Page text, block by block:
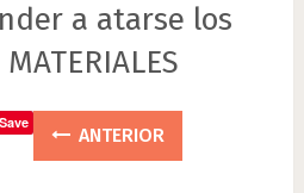
a atarse los
Save
ANTERIOR